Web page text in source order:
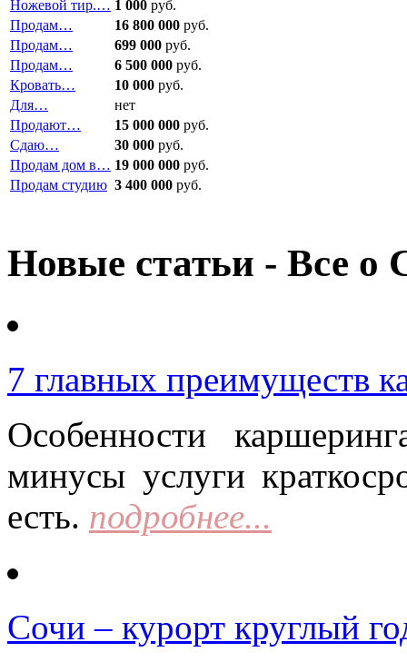
Ножевой тир.… 1 000 руб.
Продам…
16 800 000 руб.
Продам…
699 000 руб.
Продам…
6 500 000 руб.
Кровать…
10 000 руб.
Для…
нет
Продают…
15 000 000 руб.
Сдаю…
30 000 руб.
Продам дом в… 19 000 000 руб.
Продам студию 3 400 000 руб.
Новые статьи - Все о
7 главных преимуществ
Особенности
минусы услуги
есть. подробнее...
Сочи – курорт круглый